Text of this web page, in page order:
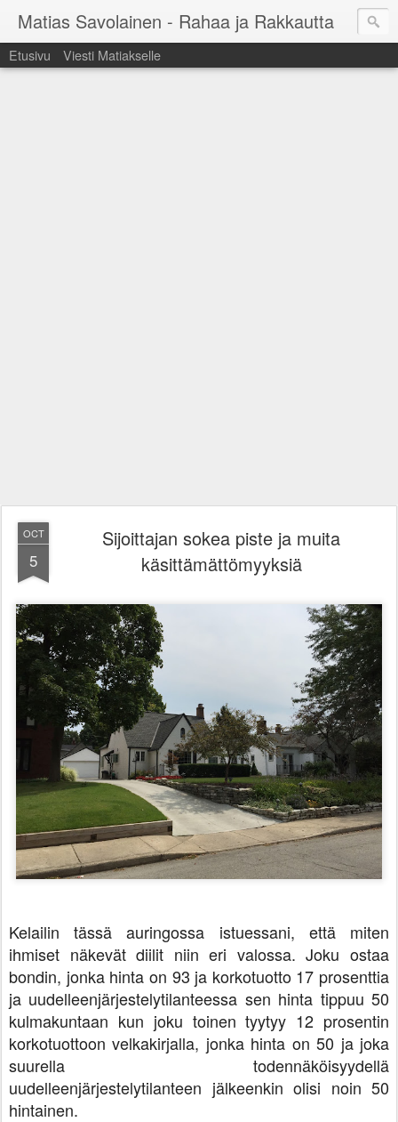
Matias Savolainen - Rahaa ja Rakkautta
Etusivu Viesti Matiakselle
OCT
5
Sijoittajan sokea piste ja muita
käsittämättömyyksiä
Kelailin tässä auringossa istuessani, että miten
ihmiset näkevät diilit niin eri valossa. Joku ostaa
bondin, jonka hinta on 93 ja korkotuotto 17 prosenttia
ja uudelleenjärjestelytilanteessa sen hinta tippuu 50
kulmakuntaan kun joku toinen tyytyy 12 prosentin
korkotuottoon velkakirjalla, jonka hinta on 50 ja joka
suurella todennäköisyydellä
uudelleenjärjestelytilanteen jälkeenkin olisi noin 50
hintainen.